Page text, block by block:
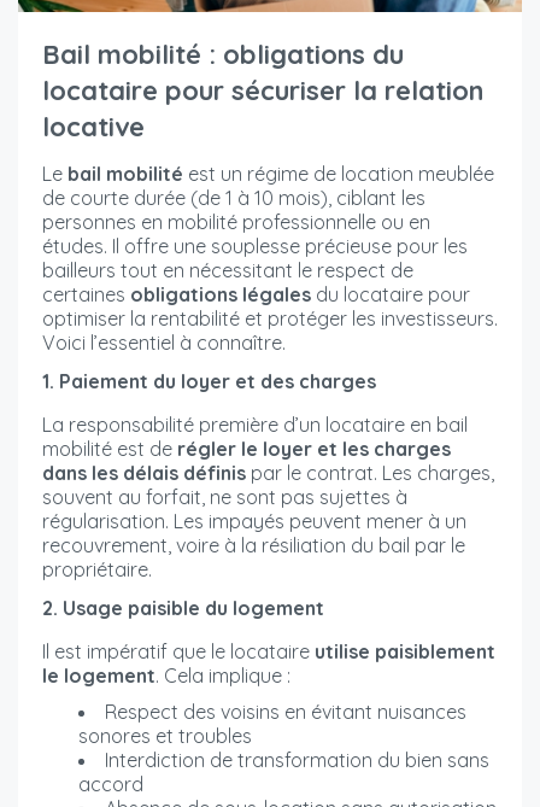
Bail mobilité : obligations du
locataire pour sécuriser la relation
locative
Le bail mobilité est un régime de location meublée
de courte durée (de 1 à 10 mois), ciblant les
personnes en mobilité professionnelle ou en
études. Il offre une souplesse précieuse pour les
bailleurs tout en nécessitant le respect de
certaines obligations légales du locataire pour
optimiser la rentabilité et protéger les investisseurs.
Voici l’essentiel à connaître.
1. Paiement du loyer et des charges
La responsabilité première d’un locataire en bail
mobilité est de régler le loyer et les charges
dans les délais définis par le contrat. Les charges,
souvent au forfait, ne sont pas sujettes à
régularisation. Les impayés peuvent mener à un
recouvrement, voire à la résiliation du bail par le
propriétaire.
2. Usage paisible du logement
Il est impératif que le locataire utilise paisiblement
le logement. Cela implique :
Respect des voisins en évitant nuisances
sonores et troubles
Interdiction de transformation du bien sans
accord